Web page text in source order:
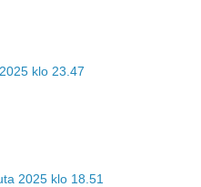
klo 23.47
2025 klo 18.51